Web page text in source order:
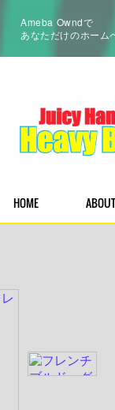
Ameba Owndで
あなただけのホーム
HOME